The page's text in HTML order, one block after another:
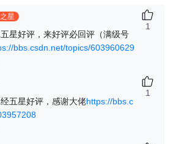
星
星好评，来好评必回评（满级号
bbs.csdn.net/topics/603960629
1
五星好评，感谢大佬https://bbs.c
1